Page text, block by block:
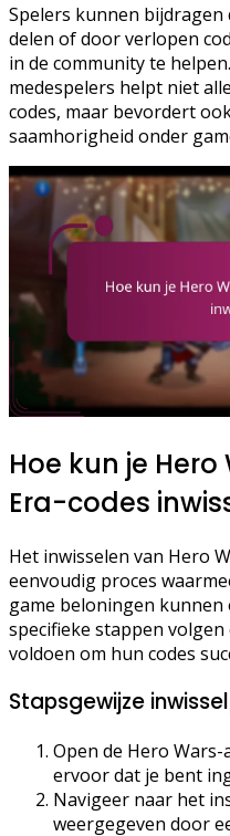
Spelers kunnen bijdragen
delen of door verlopen
in de community te
medespelers helpt niet
codes, maar bevordert
saamhorigheid onder
Hoe kun je
Era-codes
Het inwisselen van Hero
eenvoudig proces
game beloningen
specifieke stappen
voldoen om hun codes
Stapsgewijze
Open de Hero
ervoor dat je bent
Navigeer naar het
weergegeven door